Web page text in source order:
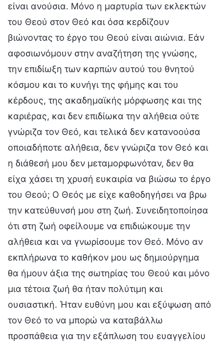
είναι ανούσια. Μόνο η μαρτυρία των εκλεκτών
του Θεού στον Θεό και όσα κερδίζουν
βιώνοντας το έργο του Θεού είναι αιώνια. Εάν
αφοσιωνόμουν στην αναζήτηση της γνώσης,
την επιδίωξη των καρπών αυτού του θνητού
κόσμου και το κυνήγι της φήμης και του
κέρδους, της ακαδημαϊκής μόρφωσης και της
καριέρας, και δεν επιδίωκα την αλήθεια ούτε
γνώριζα τον Θεό, και τελικά δεν κατανοούσα
οποιαδήποτε αλήθεια, δεν γνώριζα τον Θεό και
η διάθεσή μου δεν μεταμορφωνόταν, δεν θα
είχα χάσει τη χρυσή ευκαιρία να βιώσω το έργο
του Θεού; Ο Θεός με είχε καθοδηγήσει να βρω
την κατεύθυνσή μου στη ζωή. Συνειδητοποίησα
ότι στη ζωή οφείλουμε να επιδιώκουμε την
αλήθεια και να γνωρίσουμε τον Θεό. Μόνο αν
εκπλήρωνα το καθήκον μου ως δημιούργημα
θα ήμουν άξια της σωτηρίας του Θεού και μόνο
μια τέτοια ζωή θα ήταν πολύτιμη και
ουσιαστική. Ήταν ευθύνη μου και εξύψωση από
τον Θεό το να μπορώ να καταβάλλω
προσπάθεια για την εξάπλωση του ευαγγελίου